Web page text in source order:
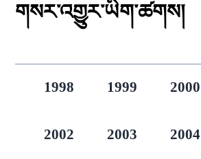
གསར་འགྱུར་ཡིག་ཚགས།
1998 1999 2000
2002 2003 2004